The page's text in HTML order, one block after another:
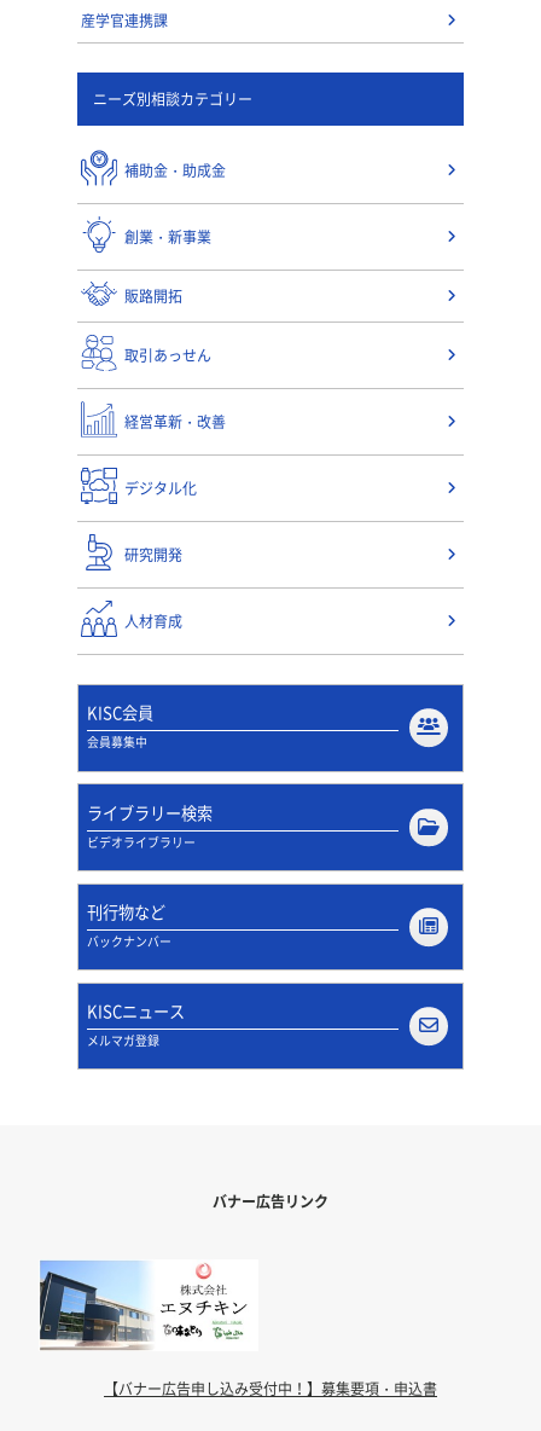
産学官連携課
ニーズ別相談カテゴリー
補助金・助成金
創業・新事業
販路開拓
取引あっせん
経営革新・改善
デジタル化
研究開発
人材育成
KISC会員
会員募集中
ライブラリー検索
ビデオライブラリー
刊行物など
バックナンバー
KISCニュース
メルマガ登録
バナー広告リンク
【バナー広告申し込み受付中！】募集要項・申込書